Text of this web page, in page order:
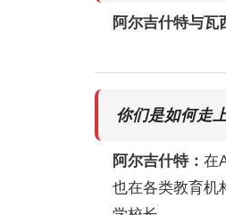
阿尔吉什特与瓦
你们是如何走
阿尔吉什特： 在
也在各类教育机